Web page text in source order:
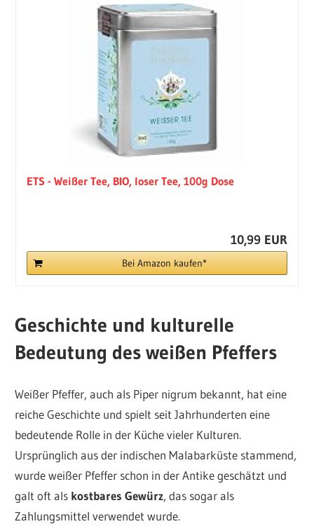
ETS - Weißer Tee, BIO, loser Tee, 100g Dose
10,99 EUR
Bei Amazon kaufen*
Geschichte und kulturelle
Bedeutung des weißen Pfeffers
Weißer Pfeffer, auch als Piper nigrum bekannt, hat eine
reiche Geschichte und spielt seit Jahrhunderten eine
bedeutende Rolle in der Küche vieler Kulturen.
Ursprünglich aus der indischen Malabarküste stammend,
wurde weißer Pfeffer schon in der Antike geschätzt und
galt oft als kostbares Gewürz, das sogar als
Zahlungsmittel verwendet wurde.